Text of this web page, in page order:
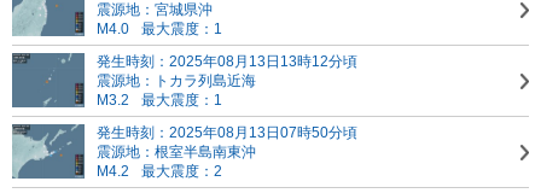
震源地：宮城県沖
M4.0
最大震度：1
発生時刻：2025年08月13日13時12分頃
震源地：トカラ列島近海
M3.2
最大震度：1
発生時刻：2025年08月13日07時50分頃
震源地：根室半島南東沖
M4.2
最大震度：2